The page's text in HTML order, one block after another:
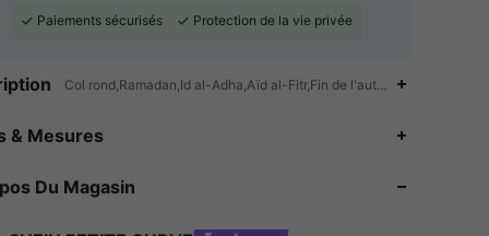
Paiements sécurisés
Protection de la vie privée
Col rond,Ramadan,Id al-Adha,Aïd al-Fitr,Fin de l'automne (10-17/50-
& Mesures
Du Magasin
4.82
4.82 2.9K